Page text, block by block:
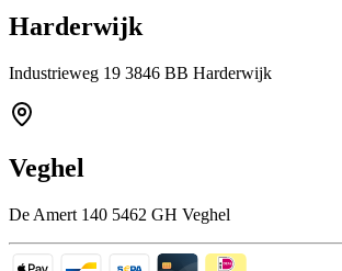
Harderwijk
Industrieweg 19 3846 BB Harderwijk
Veghel
De Amert 140 5462 GH Veghel